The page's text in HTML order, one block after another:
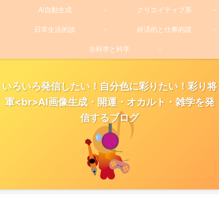
いろいろ発信したい！自分色に彩りたい！彩り将
軍<br>AI画像生成・開運・オカルト・雑学を発
信するブログ
AI自動生成 クリエイティブ系
日常生活的談 経済的と仕事的談
非科学と科学